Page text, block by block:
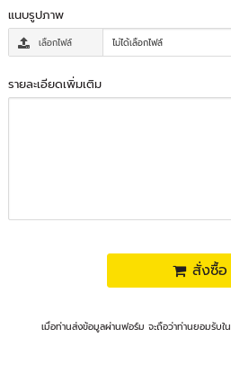
แนบรูปภาพ
เลือกไฟล์ ไม่ได้เลือกไฟล์
รายละเอียดเพิ่มเติม
สั่งซื้อ
เมื่อท่านส่งข้อมูลผ่านฟอร์ม จะถือว่าท่านยอมรับใน